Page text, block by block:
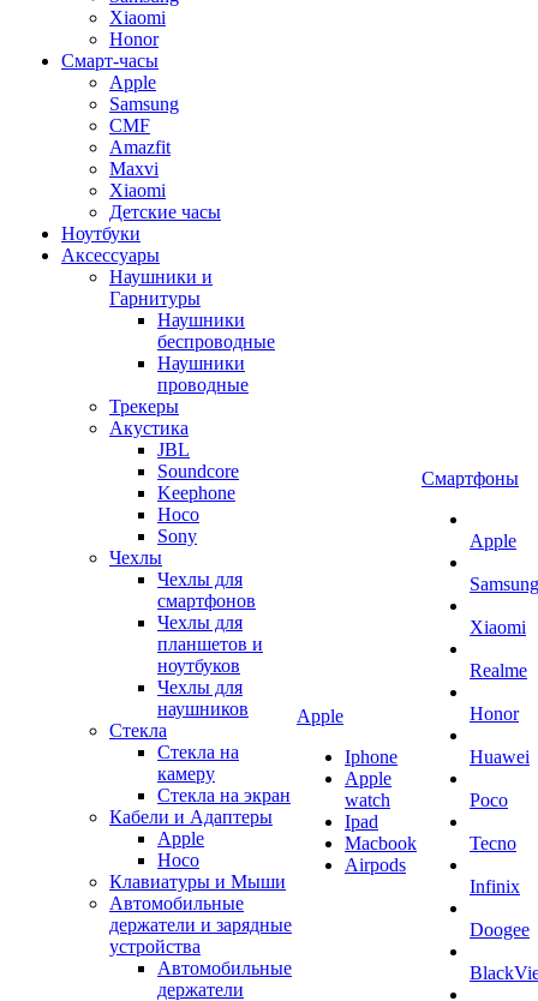
Xiaomi
Honor
Смарт-часы
Apple
Samsung
CMF
Amazfit
Maxvi
Xiaomi
Детские часы
Ноутбуки
Аксессуары
Наушники и
Гарнитуры
Наушники
беспроводные
Наушники
проводные
Трекеры
Акустика
JBL
Soundcore
Keephone
Hoco
Sony
Чехлы
Чехлы для
смартфонов
Чехлы для
планшетов и
ноутбуков
Чехлы для
наушников
Стекла
Стекла на
камеру
Стекла на экран
Кабели и Адаптеры
Apple
Hoco
Клавиатуры и Мыши
Автомобильные
держатели и зарядные
устройства
Автомобильные
держатели
Apple
Iphone
Apple
watch
Ipad
Macbook
Airpods
Смартфоны
Apple
Samsung
Xiaomi
Realme
Honor
Huawei
Poco
Tecno
Infinix
Doogee